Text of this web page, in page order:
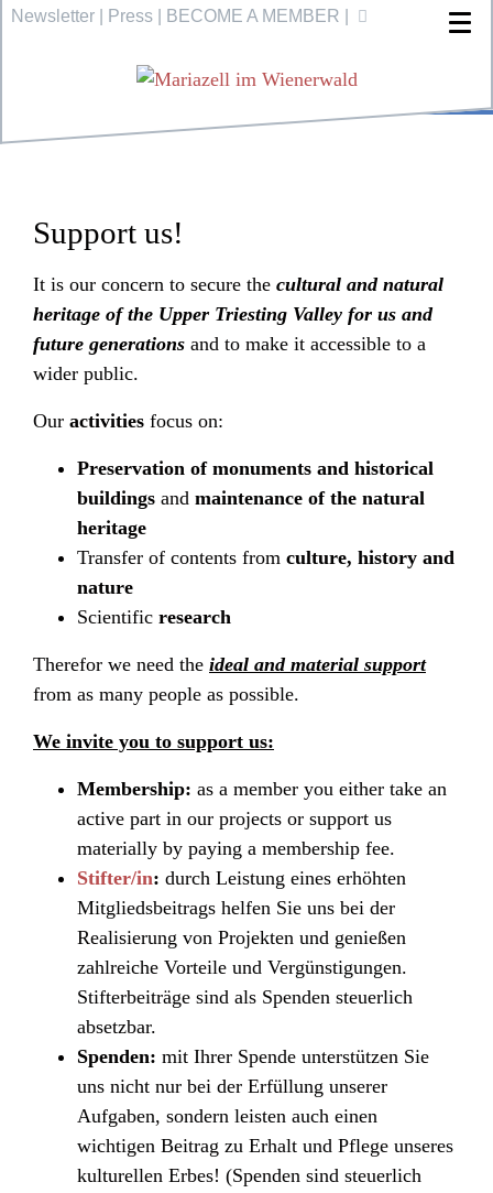
Newsletter Press BECOME A MEMBER
Support us!
It is our concern to secure the cultural and natural
heritage of the Upper Triesting Valley for us and
future generations and to make it accessible to a
wider public.
Our activities focus on:
Preservation of monuments and historical
buildings and maintenance of the natural
heritage
Transfer of contents from culture, history and
nature
Scientific research
Therefor we need the ideal and material support
from as many people as possible.
We invite you to support us:
Membership: as a member you either take an
active part in our projects or support us
materially by paying a membership fee.
Stifter/in: durch Leistung eines erhöhten
Mitgliedsbeitrags helfen Sie uns bei der
Realisierung von Projekten und genießen
zahlreiche Vorteile und Vergünstigungen.
Stifterbeiträge sind als Spenden steuerlich
absetzbar.
Spenden: mit Ihrer Spende unterstützen Sie
uns nicht nur bei der Erfüllung unserer
Aufgaben, sondern leisten auch einen
wichtigen Beitrag zu Erhalt und Pflege unseres
kulturellen Erbes! (Spenden sind steuerlich